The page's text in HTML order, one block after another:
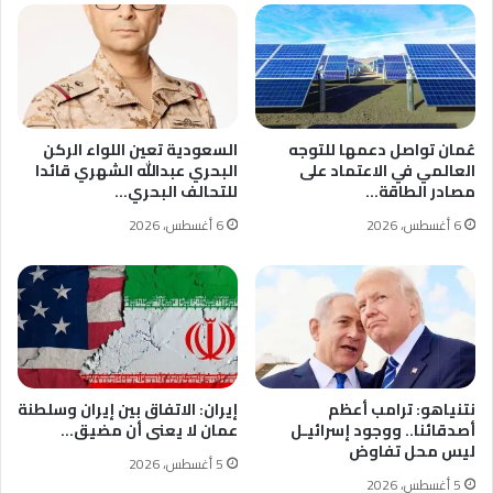
عُمان تواصل دعمها للتوجه
العالمي في الاعتماد على
مصادر الطاقة…
6 أغسطس، 2026
السعودية تعين اللواء الركن
البحري عبدالله الشهري قائدا
للتحالف البحري…
6 أغسطس، 2026
نتنياهو: ترامب أعظم
أصدقائنا.. ووجود إسرائيـل
ليس محل تفاوض
5 أغسطس، 2026
إيران: الاتفاق بين إيران وسلطنة
عمان لا يعنى أن مضيق…
5 أغسطس، 2026